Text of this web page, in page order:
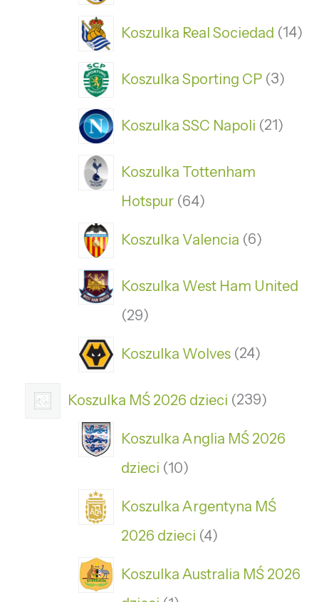
Koszulka Real Sociedad 14
Koszulka Sporting CP 3
Koszulka SSC Napoli 21
Koszulka Tottenham
Hotspur 64
Koszulka Valencia 6
Koszulka West Ham United
29
Koszulka Wolves 24
Koszulka MŚ 2026 dzieci 239
Koszulka Anglia MŚ 2026
dzieci 10
Koszulka Argentyna MŚ
2026 dzieci 4
Koszulka Australia MŚ 2026